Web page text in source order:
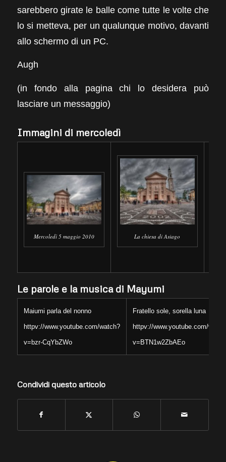
sarebbero girate le balle come tutte le volte che
lo si metteva, per un qualunque motivo, davanti
allo schermo di un PC.
Augh
(in fondo alla pagina chi lo desidera può
lasciare un messaggio)
Immagini di mercoledì
Mercoledì 5 maggio 2010 La chiesa di Asiago
Le parole e la musica di Mayumi
Maiumi parla del nonno
httpv://www.youtube.com/watch?
v=bzr-CqYbZWo
Fratello sole, sorella luna
httpv://www.youtube.com/
v=BTN1w2ZbAEo
Condividi questo articolo